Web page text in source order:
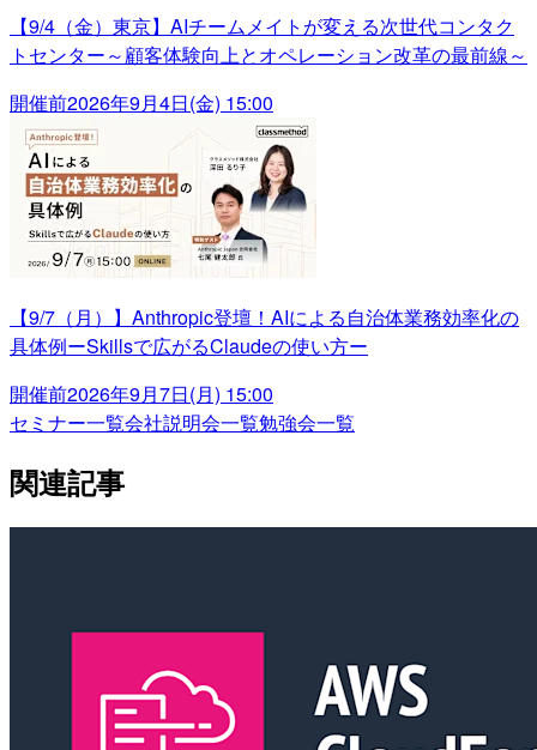
【9/4（金）東京】AIチームメイトが変える次世代コンタク
トセンター～顧客体験向上とオペレーション改革の最前線～
開催前2026年9月4日(金) 15:00
【9/7（月）】Anthropic登壇！AIによる自治体業務効率化の
具体例ーSkillsで広がるClaudeの使い方ー
開催前2026年9月7日(月) 15:00
セミナー一覧会社説明会一覧勉強会一覧
関連記事